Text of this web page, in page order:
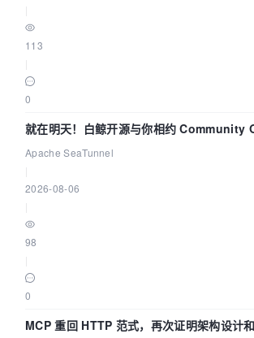
113
0
就在明天！白鲸开源与你相约 Community
Asia 2026 主题演讲！
Apache SeaTunnel
2026-08-06
98
0
MCP 重回 HTTP 范式，再次证明架构设计